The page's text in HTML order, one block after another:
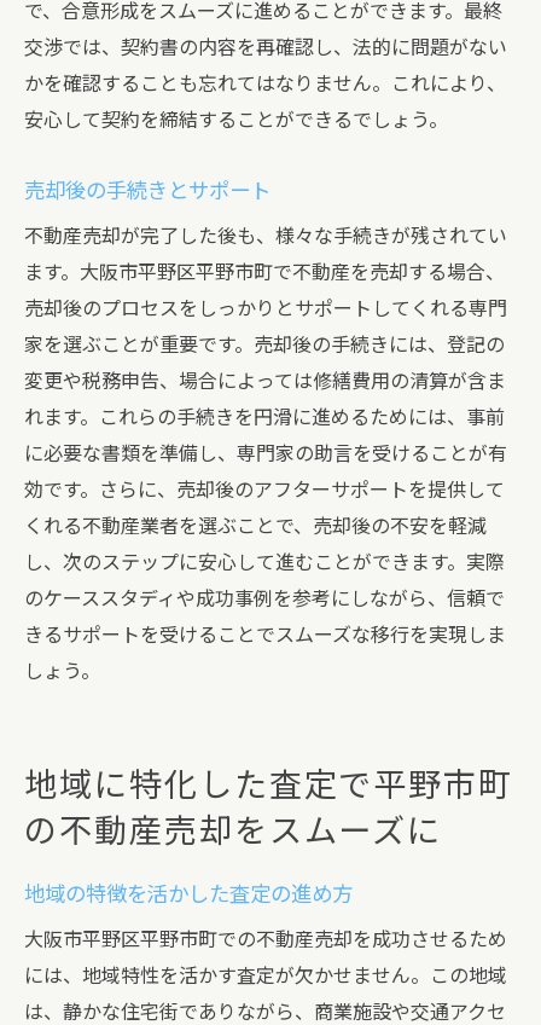
で、合意形成をスムーズに進めることができます。最終
交渉では、契約書の内容を再確認し、法的に問題がない
かを確認することも忘れてはなりません。これにより、
安心して契約を締結することができるでしょう。
売却後の手続きとサポート
不動産売却が完了した後も、様々な手続きが残されてい
ます。大阪市平野区平野市町で不動産を売却する場合、
売却後のプロセスをしっかりとサポートしてくれる専門
家を選ぶことが重要です。売却後の手続きには、登記の
変更や税務申告、場合によっては修繕費用の清算が含ま
れます。これらの手続きを円滑に進めるためには、事前
に必要な書類を準備し、専門家の助言を受けることが有
効です。さらに、売却後のアフターサポートを提供して
くれる不動産業者を選ぶことで、売却後の不安を軽減
し、次のステップに安心して進むことができます。実際
のケーススタディや成功事例を参考にしながら、信頼で
きるサポートを受けることでスムーズな移行を実現しま
しょう。
地域に特化した査定で平野市町
の不動産売却をスムーズに
地域の特徴を活かした査定の進め方
大阪市平野区平野市町での不動産売却を成功させるため
には、地域特性を活かす査定が欠かせません。この地域
は、静かな住宅街でありながら、商業施設や交通アクセ